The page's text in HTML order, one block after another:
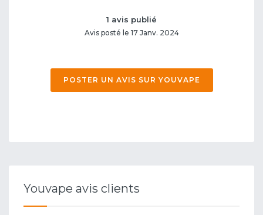
1 avis publié
Avis posté le 17 Janv. 2024
POSTER UN AVIS SUR YOUVAPE
Youvape avis clients